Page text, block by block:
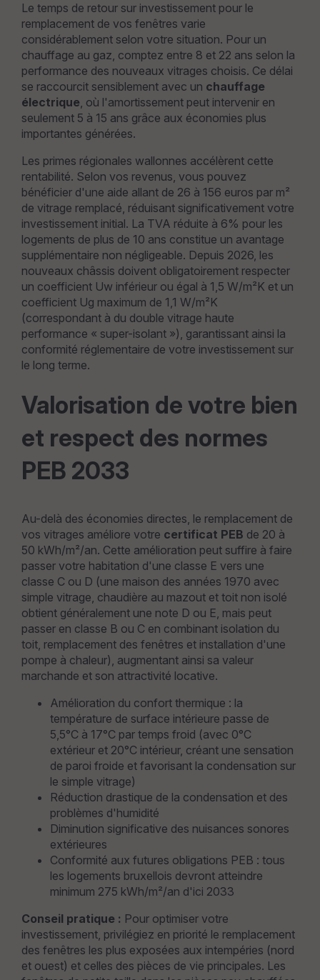
Le temps de retour sur investissement pour le
remplacement de vos fenêtres varie
considérablement selon votre situation. Pour un
chauffage au gaz, comptez entre 8 et 22 ans selon la
performance des nouveaux vitrages choisis. Ce délai
se raccourcit sensiblement avec un chauffage
électrique, où l'amortissement peut intervenir en
seulement 5 à 15 ans grâce aux économies plus
importantes générées.
Les primes régionales wallonnes accélèrent cette
rentabilité. Selon vos revenus, vous pouvez
bénéficier d'une aide allant de 26 à 156 euros par m²
de vitrage remplacé, réduisant significativement votre
investissement initial. La TVA réduite à 6% pour les
logements de plus de 10 ans constitue un avantage
supplémentaire non négligeable. Depuis 2026, les
nouveaux châssis doivent obligatoirement respecter
un coefficient Uw inférieur ou égal à 1,5 W/m²K et un
coefficient Ug maximum de 1,1 W/m²K
(correspondant à du double vitrage haute
performance « super-isolant »), garantissant ainsi la
conformité réglementaire de votre investissement sur
le long terme.
Valorisation de votre bien
et respect des normes
PEB 2033
Au-delà des économies directes, le remplacement de
vos vitrages améliore votre certificat PEB de 20 à
50 kWh/m²/an. Cette amélioration peut suffire à faire
passer votre habitation d'une classe E vers une
classe C ou D (une maison des années 1970 avec
simple vitrage, chaudière au mazout et toit non isolé
obtient généralement une note D ou E, mais peut
passer en classe B ou C en combinant isolation du
toit, remplacement des fenêtres et installation d'une
pompe à chaleur), augmentant ainsi sa valeur
marchande et son attractivité locative.
Amélioration du confort thermique : la
température de surface intérieure passe de
5,5°C à 17°C par temps froid (avec 0°C
extérieur et 20°C intérieur, créant une sensation
de paroi froide et favorisant la condensation sur
le simple vitrage)
Réduction drastique de la condensation et des
problèmes d'humidité
Diminution significative des nuisances sonores
extérieures
Conformité aux futures obligations PEB : tous
les logements bruxellois devront atteindre
minimum 275 kWh/m²/an d'ici 2033
Conseil pratique : Pour optimiser votre
investissement, privilégiez en priorité le remplacement
des fenêtres les plus exposées aux intempéries (nord
et ouest) et celles des pièces de vie principales. Les